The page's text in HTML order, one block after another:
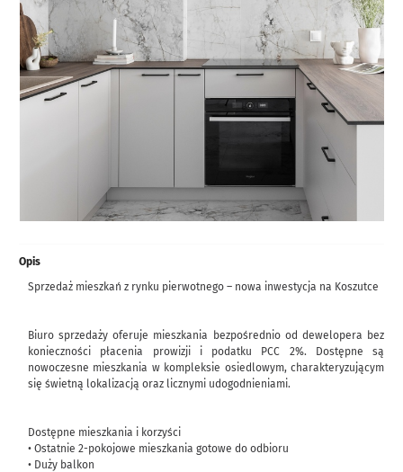
Opis
Sprzedaż mieszkań z rynku pierwotnego – nowa inwestycja na Koszutce
Biuro sprzedaży oferuje mieszkania bezpośrednio od dewelopera bez
konieczności płacenia prowizji i podatku PCC 2%. Dostępne są
nowoczesne mieszkania w kompleksie osiedlowym, charakteryzującym
się świetną lokalizacją oraz licznymi udogodnieniami.
Dostępne mieszkania i korzyści
• Ostatnie 2-pokojowe mieszkania gotowe do odbioru
• Duży balkon